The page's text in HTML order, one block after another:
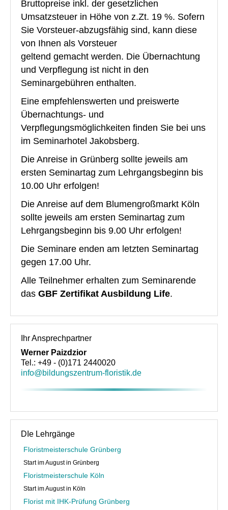
Bruttopreise inkl. der gesetzlichen
Umsatzsteuer in Höhe von z.Zt. 19 %. Sofern
Sie Vorsteuer-abzugsfähig sind, kann diese
von Ihnen als Vorsteuer
geltend gemacht werden. Die Übernachtung
und Verpflegung ist nicht in den
Seminargebühren enthalten.
Eine empfehlenswerten und preiswerte
Übernachtungs- und
Verpflegungsmöglichkeiten finden Sie bei uns
im Seminarhotel Jakobsberg.
Die Anreise in Grünberg sollte jeweils am
ersten Seminartag zum Lehrgangsbeginn bis
10.00 Uhr erfolgen!
Die Anreise auf dem Blumengroßmarkt Köln
sollte jeweils am ersten Seminartag zum
Lehrgangsbeginn bis 9.00 Uhr erfolgen!
Die Seminare enden am letzten Seminartag
gegen 17.00 Uhr.
Alle Teilnehmer erhalten zum Seminarende
das GBF Zertifikat Ausbildung Life.
Ihr Ansprechpartner
Werner Paizdzior
Tel.: +49 - (0)171 2440020
info@bildungszentrum-floristik.de
DIe Lehrgänge
Floristmeisterschule Grünberg
Start im August in Grünberg
Floristmeisterschule Köln
Start im August in Köln
Florist mit IHK-Prüfung Grünberg